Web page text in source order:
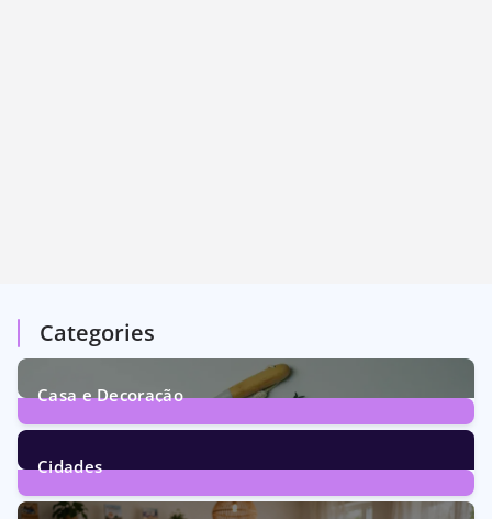
Categories
Casa e Decoração
1Post
Cidades
72Posts